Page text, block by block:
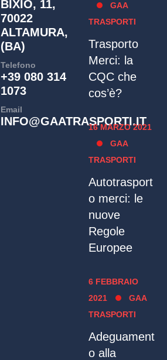
BIXIO, 11,
70022
ALTAMURA,
(BA)
Telefono
+39 080 314
1073
Email
INFO@GAATRASPORTI.IT
GAA
TRASPORTI
Trasporto
Merci: la
CQC che
cos’è?
16 MARZO 2021
GAA
TRASPORTI
Autotrasport
o merci: le
nuove
Regole
Europee
6 FEBBRAIO
2021
GAA
TRASPORTI
Adeguament
o alla